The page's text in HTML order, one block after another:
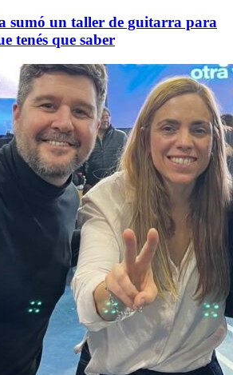
sumó un taller de guitarra para
tenés que saber